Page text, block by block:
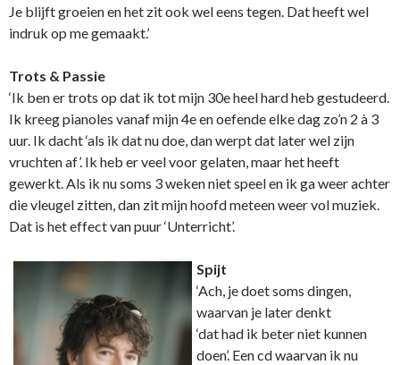
Je blijft groeien en het zit ook wel eens tegen. Dat heeft wel
indruk op me gemaakt.’
Trots & Passie
‘Ik ben er trots op dat ik tot mijn 30e heel hard heb gestudeerd.
Ik kreeg pianoles vanaf mijn 4e en oefende elke dag zo’n 2 à 3
uur. Ik dacht ‘als ik dat nu doe, dan werpt dat later wel zijn
vruchten af’. Ik heb er veel voor gelaten, maar het heeft
gewerkt. Als ik nu soms 3 weken niet speel en ik ga weer achter
die vleugel zitten, dan zit mijn hoofd meteen weer vol muziek.
Dat is het effect van puur ‘Unterricht’.
Spijt
‘Ach, je doet soms dingen,
waarvan je later denkt
‘dat had ik beter niet kunnen
doen’. Een cd waarvan ik nu